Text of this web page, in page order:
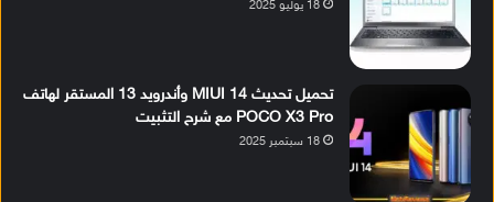
18 يوليو 2025
تحميل تحديث MIUI 14 وأندرويد 13 المستقر لهاتف
POCO X3 Pro مع شرح التثبيت
18 سبتمبر 2025